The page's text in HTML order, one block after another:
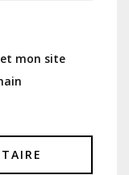
mon site